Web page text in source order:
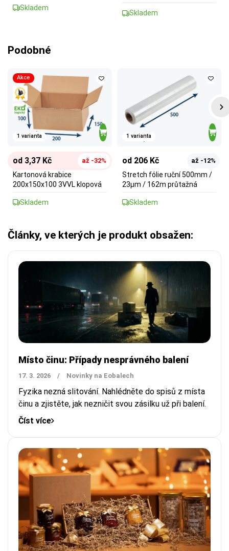
Skladem
Skladem
Podobné
Akce
1 varianta
od 3,37 Kč až -32%
Kartonová krabice
200x150x100 3VVL klopová
Skladem
1 varianta
od 206 Kč až -12%
Stretch fólie ruční 500mm /
23µm / 162m průtažná
Skladem
Články, ve kterých je produkt obsažen:
Místo činu: Případy nesprávného balení
17. 3. 2026 / Novinky na Eobalech
Fyzika nezná slitování. Nahlédněte do spisů z místa
činu a zjistěte, jak nezničit svou zásilku už při balení.
Číst více